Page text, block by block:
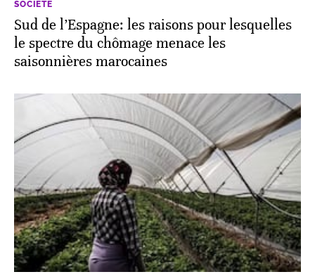
SOCIÉTÉ
Sud de l’Espagne: les raisons pour lesquelles
le spectre du chômage menace les
saisonnières marocaines